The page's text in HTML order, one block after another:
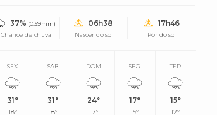
37% (0.59mm)
Chance de chuva
06h38
Nascer do sol
17h46
Pôr do sol
SEX
31°
18°
SÁB
31°
18°
DOM
24°
17°
SEG
17°
15°
TER
15°
12°